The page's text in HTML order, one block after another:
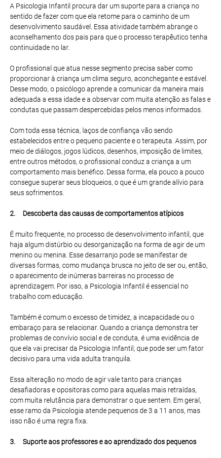
A Psicologia Infantil procura dar um suporte para a criança no
sentido de fazer com que ela retome para o caminho de um
desenvolvimento saudável. Essa atividade também abrange o
aconselhamento dos pais para que o processo terapêutico tenha
continuidade no lar.
O profissional que atua nesse segmento precisa saber como
proporcionar à criança um clima seguro, aconchegante e estável.
Desse modo, o psicólogo aprende a comunicar da maneira mais
adequada a essa idade e a observar com muita atenção as falas e
condutas que passam despercebidas pelos menos informados.
Com toda essa técnica, laços de confiança vão sendo
estabelecidos entre o pequeno paciente e o terapeuta. Assim, por
meio de diálogos, jogos lúdicos, desenhos, imposição de limites,
entre outros métodos, o profissional conduz a criança a um
comportamento mais benéfico. Dessa forma, ela pouco a pouco
consegue superar seus bloqueios, o que é um grande alívio para
seus sofrimentos.
2. Descoberta das causas de comportamentos atípicos
É muito frequente, no processo de desenvolvimento infantil, que
haja algum distúrbio ou desorganização na forma de agir de um
menino ou menina. Esse desarranjo pode se manifestar de
diversas formas, como mudança brusca no jeito de ser ou, então,
o aparecimento de inúmeras barreiras no processo de
aprendizagem. Por isso, a Psicologia Infantil é essencial no
trabalho com educação.
Também é comum o excesso de timidez, a incapacidade ou o
embaraço para se relacionar. Quando a criança demonstra ter
problemas de convívio social e de conduta, é uma evidência de
que ela vai precisar da Psicologia Infantil, que pode ser um fator
decisivo para uma vida adulta tranquila.
Essa alteração no modo de agir vale tanto para crianças
desafiadoras e opositoras como para aquelas mais retraídas,
com muita relutância para demonstrar o que sentem. Em geral,
esse ramo da Psicologia atende pequenos de 3 a 11 anos, mas
isso não é uma regra fixa.
3. Suporte aos professores e ao aprendizado dos pequenos